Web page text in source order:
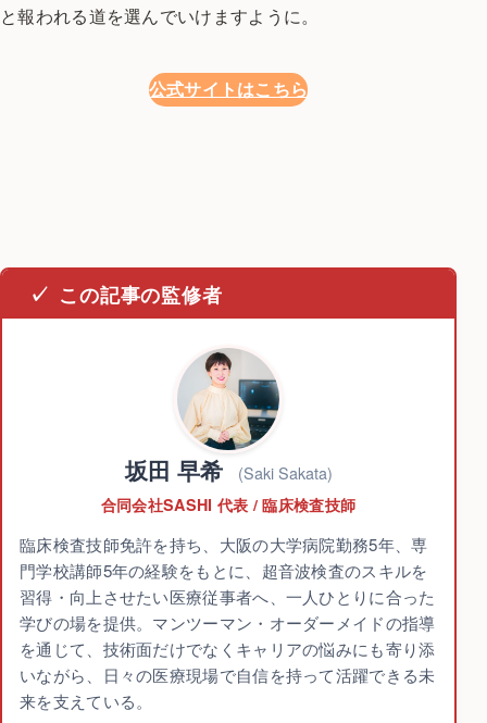
と報われる道を選んでいけますように。
公式サイトはこちら
この記事の監修者
坂田 早希 (Saki Sakata)
合同会社SASHI 代表 / 臨床検査技師
臨床検査技師免許を持ち、大阪の大学病院勤務5年、専
門学校講師5年の経験をもとに、超音波検査のスキルを
習得・向上させたい医療従事者へ、一人ひとりに合った
学びの場を提供。マンツーマン・オーダーメイドの指導
を通じて、技術面だけでなくキャリアの悩みにも寄り添
いながら、日々の医療現場で自信を持って活躍できる未
来を支えている。